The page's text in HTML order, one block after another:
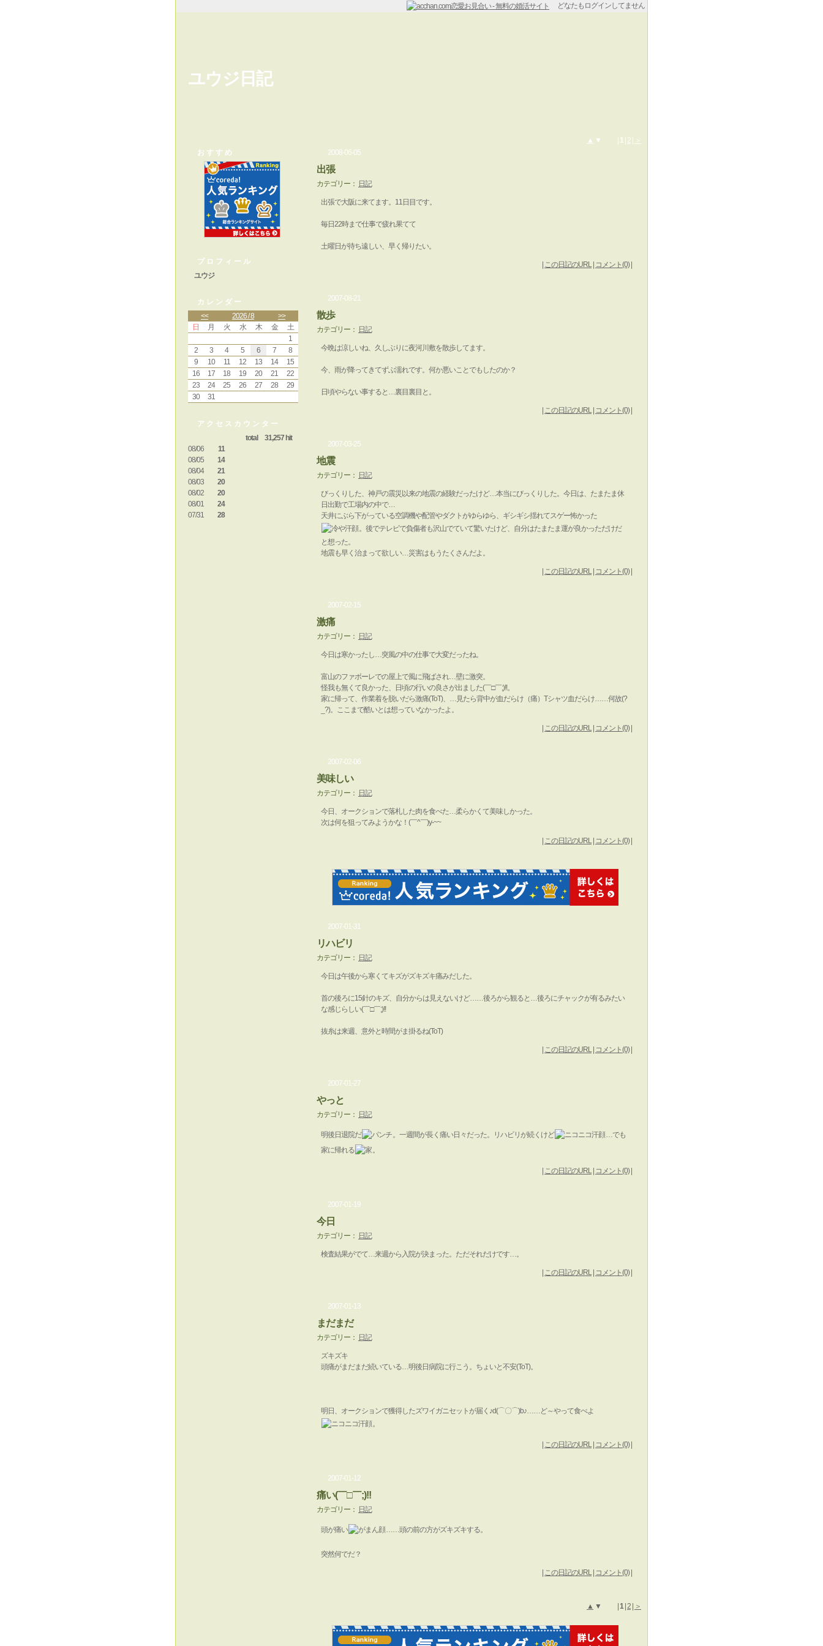
どなたもログインしてません
ユウジ日記
おすすめ
プロフィール
ユウジ
カレンダー
<<
2026 / 8
>>
日
月 火 水 木 金
土
1
2
3 4 5 6 7
8
9
10 11 12 13 14
15
16
17 18 19 20 21
22
23
24 25 26 27 28
29
30
31
アクセスカウンター
total 31,257 hit
08/06
11
08/05
14
08/04
21
08/03
20
08/02
20
08/01
24
07/31
28
▲ ▼ | 1 2
＞
2008-06-05
出張
カテゴリー： 日記
出張で大阪に来てます。11日目です。
毎日22時まで仕事で疲れ果てて
土曜日が待ち遠しい、早く帰りたい。
この日記のURL| コメント(0)|
2007-08-21
散歩
カテゴリー： 日記
今晩は涼しいね、久しぶりに夜河川敷を散歩してます。
今、雨が降ってきてずぶ濡れです。何か悪いことでもしたのか？
日頃やらない事すると…裏目裏目と。
この日記のURL| コメント(0)|
2007-03-25
地震
カテゴリー： 日記
びっくりした、神戸の震災以来の地震の経験だったけど…本当にびっくりした。今日は、たまたま休
日出勤で工場内の中で…
天井にぶら下がっている空調機や配管やダクトがゆらゆら、ギシギシ揺れてスゲー怖かった
。後でテレビで負傷者も沢山でていて驚いたけど、自分はたまたま運が良かっただけだ
と想った。
地震も早く治まって欲しい…災害はもうたくさんだよ。
この日記のURL| コメント(0)|
2007-02-15
激痛
カテゴリー： 日記
今日は寒かったし…突風の中の仕事で大変だったね。
富山のファボーレでの屋上で風に飛ばされ…壁に激突。
怪我も無くて良かった、日頃の行いの良さが出ました(￣□￣;)!!。
家に帰って、作業着を脱いだら激痛(ToT)、…見たら背中が血だらけ（痛）Tシャツ血だらけ……何故(?
_?)。ここまで酷いとは想っていなかったよ。
この日記のURL| コメント(0)|
2007-02-06
美味しい
カテゴリー： 日記
今日、オークションで落札した肉を食べた…柔らかくて美味しかった。
次は何を狙ってみようかな！(￣^￣)y-~~
この日記のURL| コメント(0)|
2007-01-31
リハビリ
カテゴリー： 日記
今日は午後から寒くてキズがズキズキ痛みだした。
首の後ろに15針のキズ、自分からは見えないけど……後ろから観ると…後ろにチャックが有るみたい
な感じらしい(￣□￣;)!!
抜糸は来週、意外と時間がま掛るね(ToT)
この日記のURL| コメント(0)|
2007-01-27
やっと
カテゴリー： 日記
明後日退院だ 。一週間が長く痛い日々だった。リハビリが続くけど
…でも
家に帰れる
。
この日記のURL| コメント(0)|
2007-01-19
今日
カテゴリー： 日記
検査結果がでて…来週から入院が決まった。ただそれだけです…。
この日記のURL| コメント(0)|
2007-01-13
まだまだ
カテゴリー： 日記
ズキズキ
頭痛がまだまだ続いている…明後日病院に行こう。ちょいと不安(ToT)。
明日、オークションで獲得したズワイガニセットが届く♪d(⌒〇⌒)b♪……ど～やって食べよ
。
この日記のURL| コメント(0)|
2007-01-12
痛い(￣□￣;)!!
カテゴリー： 日記
頭が痛い ……頭の前の方がズキズキする。
突然何でだ？
この日記のURL| コメント(0)|
▲ ▼ | 1| 2 ＞